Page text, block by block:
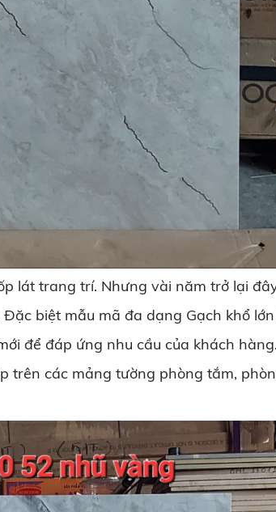
lát trang trí. Nhưng vài năm trở lại
biệt mẫu mã đa dạng Gạch khổ
để đáp ứng nhu cầu của khách hàng.
trên các mảng tường phòng tắm,